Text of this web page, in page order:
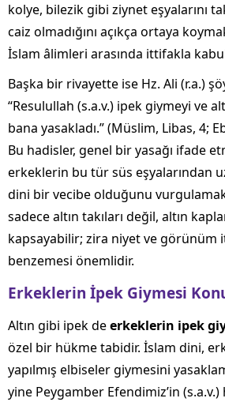
kolye, bilezik gibi ziynet eşyalarını
caiz olmadığını açıkça ortaya
İslam âlimleri arasında ittifakla
Başka bir rivayette ise Hz. Ali (r.a.)
“Resulullah (s.a.v.) ipek giymeyi ve
bana yasakladı.” (Müslim, Libas, 4;
Bu hadisler, genel bir yasağı ifade
erkeklerin bu tür süs eşyalarından
dini bir vecibe olduğunu
sadece altın takıları değil, altın
kapsayabilir; zira niyet ve görünüm
benzemesi önemlidir.
Erkeklerin İpek Giymesi
Altın gibi ipek deerkeklerin ipek
özel bir hükme tabidir. İslam dini,
yapılmış elbiseler giymesini
yine Peygamber Efendimiz’in